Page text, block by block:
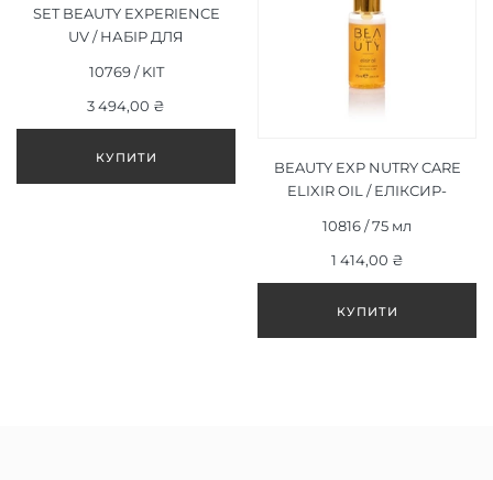
SET BEAUTY EXPERIENCE
UV / НАБІР ДЛЯ
EXPERIENCE UV
10769 / KIT
3 494,00 ₴
BEAUTY EXP NUTRY CARE
ELIXIR OIL / ЕЛІКСИР-
10816 / 75 мл
1 414,00 ₴